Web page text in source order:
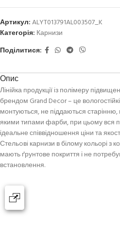
Артикул:ALYT013791AL003507_K
Категорія: Карнизи
Поділитися:
Опис
Лінійка продукції iз полімеру
брендом Grand Decor – це
монтуються, не піддаються
якими типами фарби, при цьому вся
ідеальне співвідношення ціни та
Стельoвi карнизи в білому кольорі з
мають ґрунтове покриття і не
встановлення.